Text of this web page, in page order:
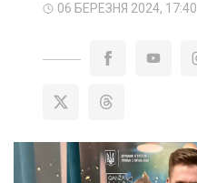
06 БЕРЕЗНЯ 2024, 17:40